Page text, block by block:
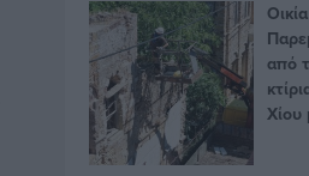
από
Χίου